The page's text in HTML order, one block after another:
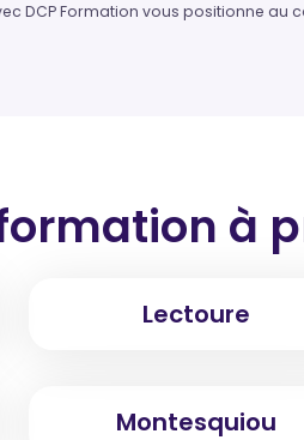
DCP Formation vous positionne
à
Lectoure
Montesquiou